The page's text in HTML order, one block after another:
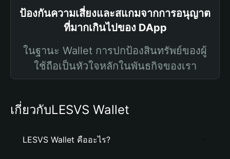
ป้องกันความเสี่ยงและสแกมจากการอนุญาต
ที่มากเกินไปของ DApp
ในฐานะ Wallet การปกป้องสินทรัพย์ของผู้
ใช้ถือเป็นหัวใจหลักในพันธกิจของเรา
เกี่ยวกับLESVS Wallet
LESVS Wallet คืออะไร?